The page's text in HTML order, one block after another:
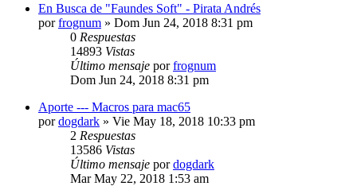
En Busca de "Faundes Soft" - Pirata Andrés
porfrognum » Dom Jun 24, 2018 8:31 pm
0 Respuestas
14893 Vistas
Último mensaje porfrognum
Dom Jun 24, 2018 8:31 pm
Aporte --- Macros para mac65
pordogdark » Vie May 18, 2018 10:33 pm
2 Respuestas
13586 Vistas
Último mensaje pordogdark
Mar May 22, 2018 1:53 am